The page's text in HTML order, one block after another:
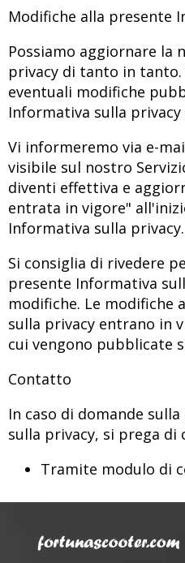
Modifiche alla presente
Possiamo aggiornare la
privacy di tanto in
eventuali modifiche
Informativa sulla
Vi informeremo via e-
visibile sul nostro
diventi effettiva e
entrata in vigore"
Informativa sulla privacy.
Si consiglia di rivedere
presente Informativa
modifiche. Le modifiche
sulla privacy entrano in
cui vengono pubblicate
Contatto
In caso di domande
sulla privacy, si prega di
Tramite modulo di